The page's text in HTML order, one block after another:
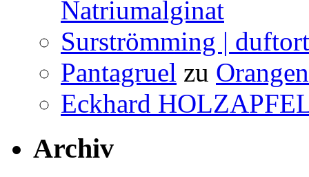
Natriumalginat
Surströmming |
Pantagruel zu
Eckhard
Archiv